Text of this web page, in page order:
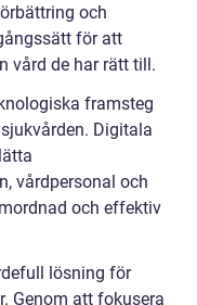
och
för att
vård de har rätt till.
framsteg
Digitala
vårdpersonal och
och effektiv
lösning för
Genom att fokusera